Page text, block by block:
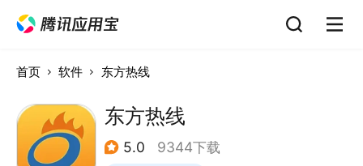
首页 软件 东方热线
东方热线
5.0 9344下载